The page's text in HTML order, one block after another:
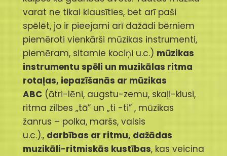
varat ne tikai klausīties, bet arī paši
spēlēt, jo ir pieejami arī dažādi bērniem
piemēroti vienkārši mūzikas instrumenti,
piemēram, sitamie kociņi u.c.) mūzikas
instrumentu spēli un muzikālas ritma
rotaļas, iepazīšanās ar mūzikas
ABC(ātri-lēni, augstu-zemu, skaļi-klusi,
ritma zilbes „tā” un „ti -ti” , mūzikas
žanrus – polka, maršs, valsis
u.c.)., darbības ar ritmu, dažādas
muzikāli-ritmiskās kustības, kas veicina